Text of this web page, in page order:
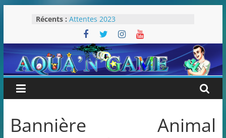
Récents : Attentes 2023
Rétrospective 2022
« Splatoon 3 est-il nécessaire ? »
« Dans les coulisses des JV Harry
Potter »
Pokémon Écarlate : ceci est une
révolution (ou pas) !
Bannière Animal